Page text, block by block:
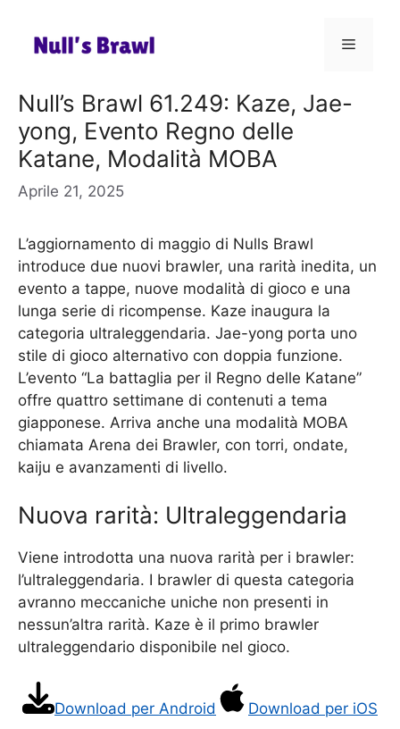
contenuto
Menu
Null’s Brawl 61.249: Kaze, Jae-
yong, Evento Regno delle
Katane, Modalità MOBA
Aprile 21, 2025
L’aggiornamento di maggio di Nulls Brawl
introduce due nuovi brawler, una rarità inedita, un
evento a tappe, nuove modalità di gioco e una
lunga serie di ricompense. Kaze inaugura la
categoria ultraleggendaria. Jae-yong porta uno
stile di gioco alternativo con doppia funzione.
L’evento “La battaglia per il Regno delle Katane”
offre quattro settimane di contenuti a tema
giapponese. Arriva anche una modalità MOBA
chiamata Arena dei Brawler, con torri, ondate,
kaiju e avanzamenti di livello.
Nuova rarità: Ultraleggendaria
Viene introdotta una nuova rarità per i brawler:
l’ultraleggendaria. I brawler di questa categoria
avranno meccaniche uniche non presenti in
nessun’altra rarità. Kaze è il primo brawler
ultraleggendario disponibile nel gioco.
Download per Android Download per iOS